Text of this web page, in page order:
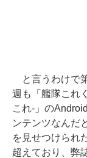
と言うわけで
週も「艦隊これ
これ-」の
ンテンツなんだ
を見せつけられ
超えており、弊